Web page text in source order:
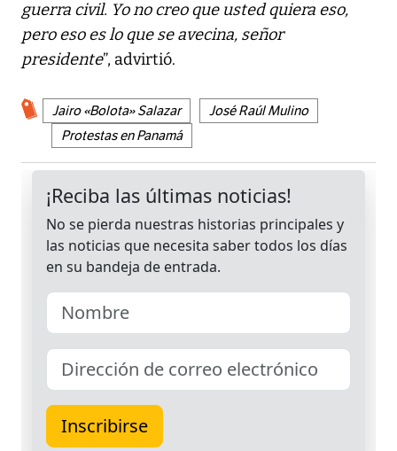
guerra civil. Yo no creo que usted quiera eso,
pero eso es lo que se avecina, señor
presidente”, advirtió.
Jairo «Bolota» Salazar
José Raúl Mulino
Protestas en Panamá